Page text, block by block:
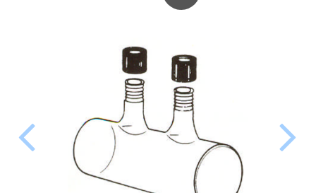
SHIMADZU
TELEDYNE LEEMAN
HORIBA (JOBIN YVONE)